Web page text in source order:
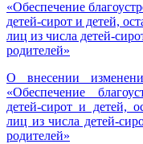
«Обеспечение
детей-сирот и детей,
лиц из числа детей-
родителей»
О внесении
«Обеспечение
детей-сирот и детей,
лиц из числа детей-
родителей»